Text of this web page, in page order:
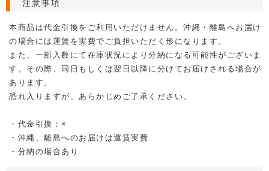
注意事項
本商品は代金引換をご利用いただけません。沖縄・離島へお届け
の場合には運賃を実費でご負担いただく形になります。
また、一部入数にて在庫状況により分納になる可能性がございま
す。その際、同日もしくは翌日以降に分けてお届けされる場合が
あります。
恐れ入りますが、あらかじめご了承ください。
・代金引換：×
・沖縄、離島へのお届けは運賃実費
・分納の場合あり